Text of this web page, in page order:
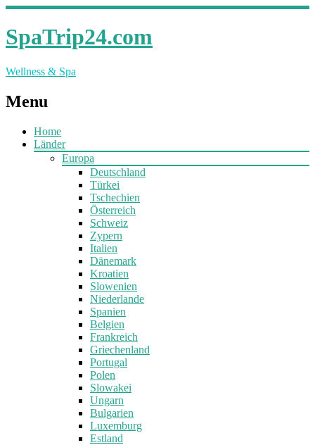
SpaTrip24.com
Wellness & Spa
Menu
Home
Länder
Europa
Deutschland
Türkei
Tschechien
Österreich
Schweiz
Zypern
Italien
Dänemark
Kroatien
Slowenien
Niederlande
Spanien
Belgien
Frankreich
Griechenland
Portugal
Polen
Slowakei
Ungarn
Bulgarien
Luxemburg
Estland